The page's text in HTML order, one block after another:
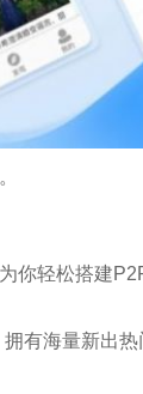
你轻松搭建
有海量新出